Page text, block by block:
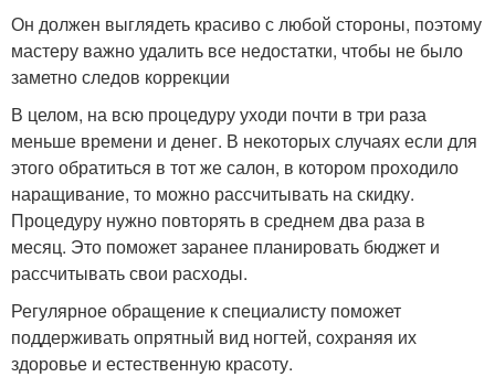
Он должен выглядеть красиво с любой стороны, поэтому
мастеру важно удалить все недостатки, чтобы не было
заметно следов коррекции
В целом, на всю процедуру уходи почти в три раза
меньше времени и денег. В некоторых случаях если для
этого обратиться в тот же салон, в котором проходило
наращивание, то можно рассчитывать на скидку.
Процедуру нужно повторять в среднем два раза в
месяц. Это поможет заранее планировать бюджет и
рассчитывать свои расходы.
Регулярное обращение к специалисту поможет
поддерживать опрятный вид ногтей, сохраняя их
здоровье и естественную красоту.